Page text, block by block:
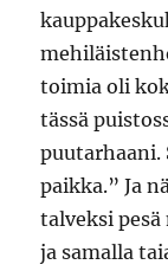
toimia oli
tässä
puutarhaani.
paikka.” Ja
talveksi
ja samalla